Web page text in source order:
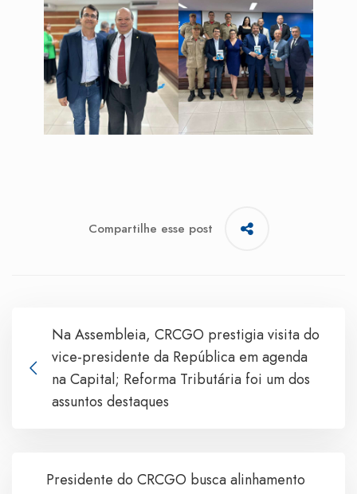
Compartilhe esse post
Na Assembleia, CRCGO prestigia visita do
vice-presidente da República em agenda
na Capital; Reforma Tributária foi um dos
assuntos destaques
Presidente do CRCGO busca alinhamento